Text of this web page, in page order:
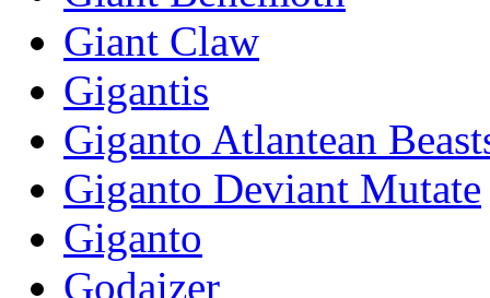
Giant Claw
Gigantis
Giganto Atlantean
Giganto Deviant Mutate
Giganto
Godaizer